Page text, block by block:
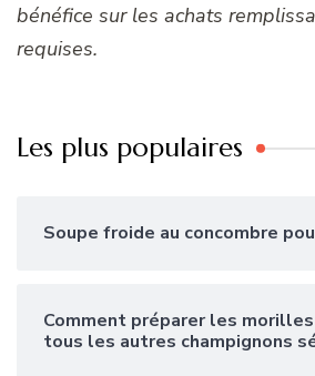
bénéfice sur les achats
requises.
Les plus populaires
Soupe froide au concombre
Comment préparer les
tous les autres champignons